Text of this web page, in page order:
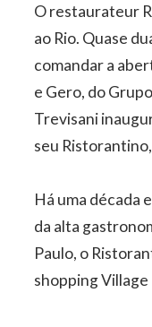
O restaurateur
ao Rio. Quase
comandar a
e Gero, do
Trevisani
seu
Há uma década
da alta
Paulo, o
shopping Village